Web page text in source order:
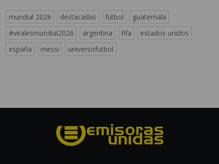
mundial 2026 destacadas fútbol
guatemala
#viralesmundial2026
argentina fifa
estados unidos
españa
messi universofutbol